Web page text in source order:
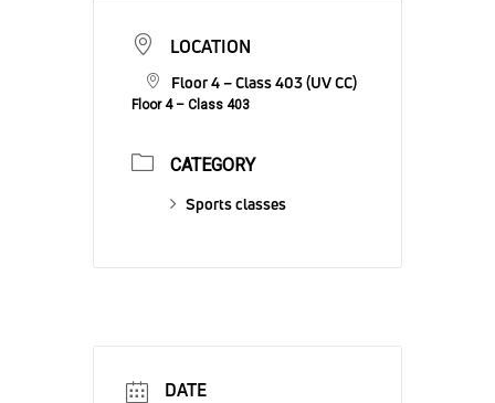
LOCATION
Floor 4 – Class 403 (UV CC)
Floor 4 – Class 403
CATEGORY
Sports classes
DATE